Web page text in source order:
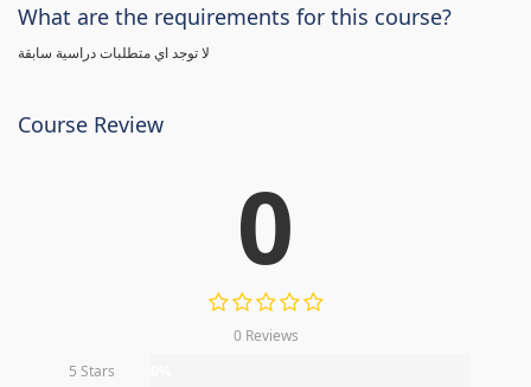
What are the requirements for this course?
لا توجد اي متطلبات دراسية سابقة
Course Review
0
0 Reviews
5 Stars